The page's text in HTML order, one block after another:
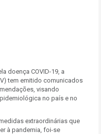
doença COVID-19, a
tem emitido comunicados
visando
no país e no
extraordinárias que
à pandemia, foi-se